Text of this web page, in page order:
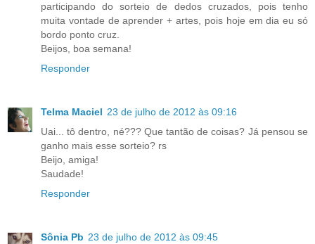
participando do sorteio de dedos cruzados, pois tenho
muita vontade de aprender + artes, pois hoje em dia eu só
bordo ponto cruz.
Beijos, boa semana!
Responder
Telma Maciel 23 de julho de 2012 às 09:16
Uai... tô dentro, né??? Que tantão de coisas? Já pensou se
ganho mais esse sorteio? rs
Beijo, amiga!
Saudade!
Responder
Sônia Pb 23 de julho de 2012 às 09:45